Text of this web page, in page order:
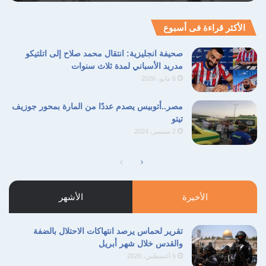
الأكثر قراءة فى أسبوع
صحيفة انجليزية: انتقال محمد صلاح إلى اتلتيكو
مدريد الأسباني لمدة ثلاث سنوات
6 مايو، 2026
مصر..أتوبيس يصدم عددًا من المارة بمحور جوزيف
تيتو
2 سبتمبر، 2024
الصفحة
السابقة
الصفحة
التالية
الأخيرة الأشهر
تقرير لحماس يرصد انتهاكات الاحتلال بالضفة
والقدس خلال شهر أبريل
6 أغسطس، 2026